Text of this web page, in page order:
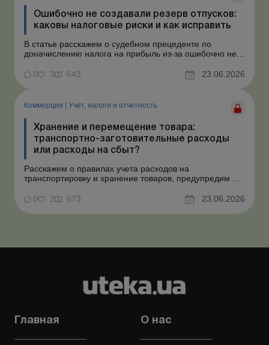
Ошибочно не создавали резерв отпусков:
каковы налоговые риски и как исправить
В статье расскажем о судебном прецеденте по
доначислению налога на прибыль из-за ошибочно не
рекомендации, как минимизировать налоговые риски.
Проблемные расходы: налоговые риски и судебная
практика Понимаем ваши волнения в связи с
ошибочным несоздан...
0 3 643 23.06.2026
Коммерция Учет, налоги и отчетность
Хранение и перемещение товара:
транспортно-заготовительные расходы
или расходы на сбыт?
Расскажем о правилах учета расходов на
транспортировку и хранение товаров, предупредим о
нормативное обоснование. Проблемные расходы:
налоговые риски и судебная практика Казалось бы, в
этом вопросе неоднозначности быть не может. Но, как
0 2 673 23.06.2026
Главная О нас